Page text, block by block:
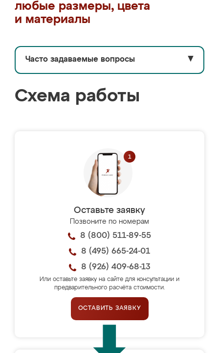
любые размеры, цвета
и материалы
Часто задаваемые вопросы ▼
Схема работы
Оставьте заявку
Позвоните по номерам
8 (800) 511-89-55
8 (495) 665-24-01
8 (926) 409-68-13
Или оставьте заявку на сайте для консультации и
предварительного расчёта стоимости.
ОСТАВИТЬ ЗАЯВКУ